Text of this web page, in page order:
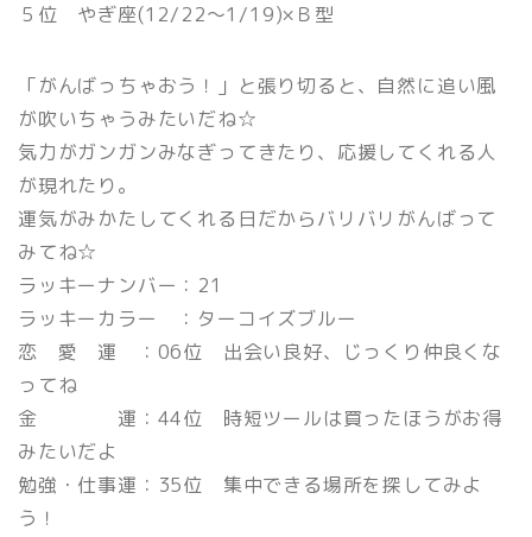
５位 やぎ座(12/22〜1/19)×Ｂ型
「がんばっちゃおう！」と張り切ると、自然に追い風
が吹いちゃうみたいだね☆
気力がガンガンみなぎってきたり、応援してくれる人
が現れたり。
運気がみかたしてくれる日だからバリバリがんばって
みてね☆
ラッキーナンバー：21
ラッキーカラー ：ターコイズブルー
恋 愛 運 ：06位 出会い良好、じっくり仲良くな
ってね
金 運：44位 時短ツールは買ったほうがお得
みたいだよ
勉強・仕事運：35位 集中できる場所を探してみよ
う！